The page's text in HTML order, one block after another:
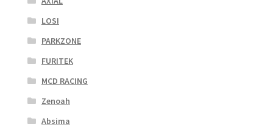
LOSI
PARKZONE
FURITEK
MCD RACING
Zenoah
Absima